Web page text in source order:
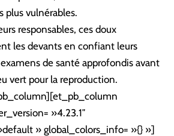
plus vulnérables.
responsables, ces doux
les devants en confiant leurs
de santé approfondis avant
vert pour la reproduction.
»4.23.1″
» global_colors_info= »{} »]